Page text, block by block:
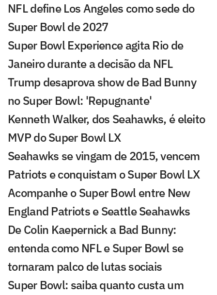
NFL define Los Angeles como sede do
Super Bowl de 2027
Super Bowl Experience agita Rio de
Janeiro durante a decisão da NFL
Trump desaprova show de Bad Bunny
no Super Bowl: 'Repugnante'
Kenneth Walker, dos Seahawks, é eleito
MVP do Super Bowl LX
Seahawks se vingam de 2015, vencem
Patriots e conquistam o Super Bowl LX
Acompanhe o Super Bowl entre New
England Patriots e Seattle Seahawks
De Colin Kaepernick a Bad Bunny:
entenda como NFL e Super Bowl se
tornaram palco de lutas sociais
Super Bowl: saiba quanto custa um